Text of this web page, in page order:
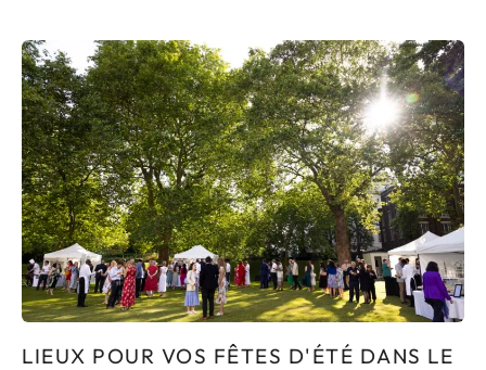
LIEUX POUR VOS FÊTES D'ÉTÉ DANS LE